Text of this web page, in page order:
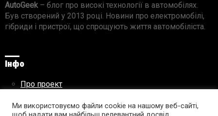
AutoGeek– блог про високі технології в автомобілях.
Був створений у 2013 році. Новини про електромобілі,
гібриди і пристрої, що спрощують життя автомобіліста.
Інфо
Про проект
Правила використання матеріалів
Ми використовуємо файли cookie на нашому веб-сайті,